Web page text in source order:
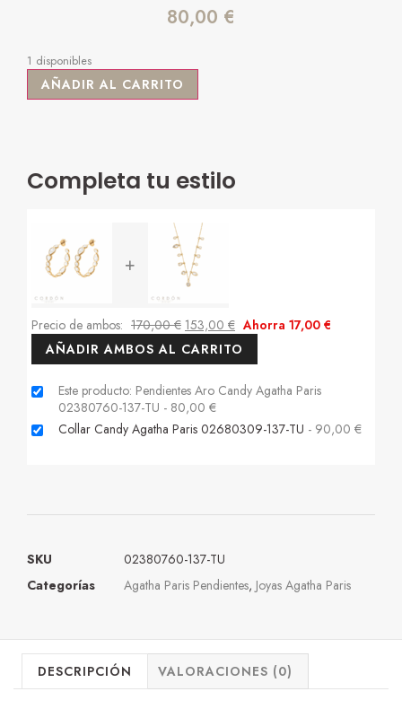
80,00 €
1 disponibles
AÑADIR AL CARRITO
Completa tu estilo
+
Precio de ambos: 170,00€ 153,00 € Ahorra 17,00 €
AÑADIR AMBOS AL CARRITO
Este producto: Pendientes Aro Candy Agatha Paris
02380760-137-TU - 80,00 €
Collar Candy Agatha Paris 02680309-137-TU - 90,00 €
SKU
02380760-137-TU
Categorías
Agatha Paris Pendientes, Joyas Agatha Paris
DESCRIPCIÓN VALORACIONES (0)